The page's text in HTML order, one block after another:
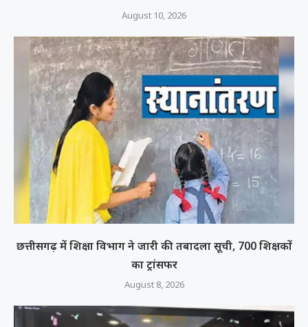
August 10, 2026
छत्तीसगढ़ में शिक्षा विभाग ने जारी की तबादला सूची, 700 शिक्षकों
का ट्रांसफर
August 8, 2026